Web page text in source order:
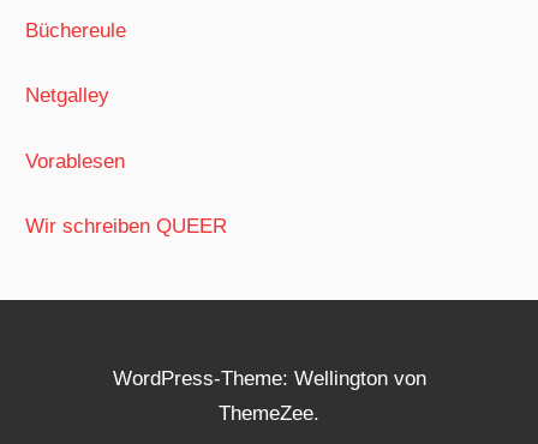
Büchereule
Netgalley
Vorablesen
Wir schreiben QUEER
WordPress-Theme: Wellington von
ThemeZee.